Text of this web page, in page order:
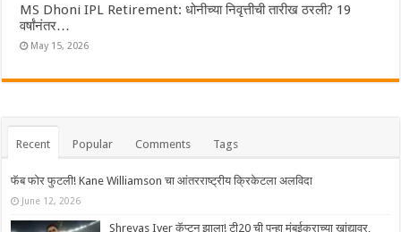
MS Dhoni IPL Retirement: धोनीच्या निवृत्तीची तारीख ठरली? 19
वर्षांनंतर…
May 15, 2026
Recent Popular Comments Tags
फॅब फोर फुटली! Kane Williamson चा आंतरराष्ट्रीय क्रिकेटला अलविदा
June 12, 2026
Shreyas Iyer कॅप्टन झाला! टी20 ची पुन्हा मुंबईकराच्या खांद्यावर,